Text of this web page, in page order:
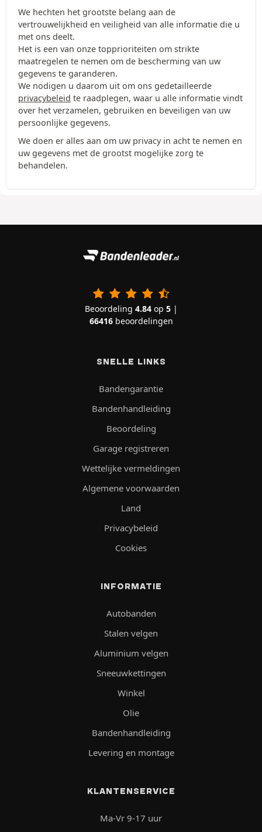
We hechten het grootste belang aan de
vertrouwelijkheid en veiligheid van alle informatie die u
met ons deelt.
Het is een van onze topprioriteiten om strikte
maatregelen te nemen om de bescherming van uw
gegevens te garanderen.
We nodigen u daarom uit om ons gedetailleerde
privacybeleid te raadplegen, waar u alle informatie vindt
over het verzamelen, gebruiken en beveiligen van uw
persoonlijke gegevens.
We doen er alles aan om uw privacy in acht te nemen en
uw gegevens met de grootst mogelijke zorg te
behandelen.
Beoordeling 4.84op 5|
66416beoordelingen
SNELLE LINKS
Bandengarantie
Bandenhandleiding
Beoordeling
Garage registreren
Wettelijke vermeldingen
Algemene voorwaarden
Land
Privacybeleid
Cookies
INFORMATIE
Autobanden
Stalen velgen
Aluminium velgen
Sneeuwkettingen
Winkel
Olie
Bandenhandleiding
Levering en montage
KLANTENSERVICE
Ma-Vr 9-17 uur